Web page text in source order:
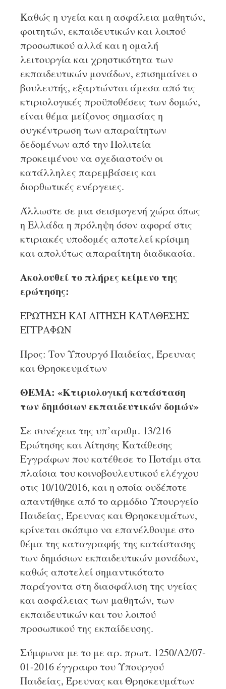
Καθώς η υγεία και η ασφάλεια μαθητών,
φοιτητών, εκπαιδευτικών και λοιπού
προσωπικού αλλά και η ομαλή
λειτουργία και χρηστικότητα των
εκπαιδευτικών μονάδων, επισημαίνει ο
βουλευτής, εξαρτώνται άμεσα από τις
κτιριολογικές προϋποθέσεις των δομών,
είναι θέμα μείζονος σημασίας η
συγκέντρωση των απαραίτητων
δεδομένων από την Πολιτεία
προκειμένου να σχεδιαστούν οι
κατάλληλες παρεμβάσεις και
διορθωτικές ενέργειες.
Άλλωστε σε μια σεισμογενή χώρα όπως
η Ελλάδα η πρόληψη όσον αφορά στις
κτιριακές υποδομές αποτελεί κρίσιμη
και απολύτως απαραίτητη διαδικασία.
Ακολουθεί το πλήρες κείμενο της
ερώτησης:
ΕΡΩΤΗΣΗ ΚΑΙ ΑΙΤΗΣΗ ΚΑΤΑΘΕΣΗΣ
ΕΓΓΡΑΦΩΝ
Προς: Τον Υπουργό Παιδείας, Έρευνας
και Θρησκευμάτων
ΘΕΜΑ: «Κτιριολογική κατάσταση
των δημόσιων εκπαιδευτικών δομών»
Σε συνέχεια της υπ’αριθμ. 13/216
Ερώτησης και Αίτησης Κατάθεσης
Εγγράφων που κατέθεσε το Ποτάμι στα
πλαίσια του κοινοβουλευτικού ελέγχου
στις 10/10/2016, και η οποία ουδέποτε
απαντήθηκε από το αρμόδιο Υπουργείο
Παιδείας, Έρευνας και Θρησκευμάτων,
κρίνεται σκόπιμο να επανέλθουμε στο
θέμα της καταγραφής της κατάστασης
των δημόσιων εκπαιδευτικών μονάδων,
καθώς αποτελεί σημαντικότατο
παράγοντα στη διασφάλιση της υγείας
και ασφάλειας των μαθητών, των
εκπαιδευτικών και του λοιπού
προσωπικού της εκπαίδευσης.
Σύμφωνα με το με αρ. πρωτ. 1250/Α2/07-
01-2016 έγγραφο του Υπουργού
Παιδείας, Έρευνας και Θρησκευμάτων